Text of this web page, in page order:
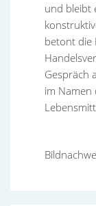
und bleibt
betont die
Gespräch
im Namen